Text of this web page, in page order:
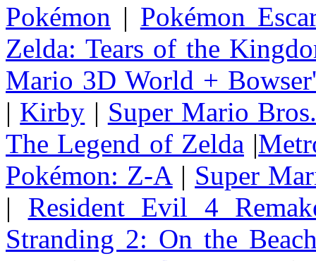
Pokémon | Pokémon
Zelda: Tears of the
Mario 3D World +
| Kirby | Super Mario
The Legend of Zelda |
Pokémon: Z-A | Super
| Resident Evil 4
Stranding 2: On the